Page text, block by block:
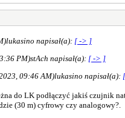
lukasino napisał(a): [ -> ]
PM)stAch napisał(a): [ -> ]
09:46 AM)lukasino napisał(a):
do LK podłączyć jakiś czujnik
(30 m) cyfrowy czy analogowy?.